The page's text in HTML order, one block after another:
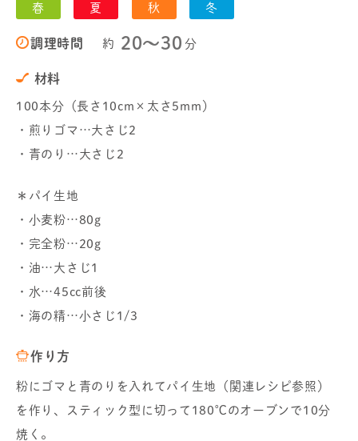
春 夏 秋 冬
調理時間 約 20〜30 分
材料
100本分（長さ10cm×太さ5mm）
・煎りゴマ…大さじ2
・青のり…大さじ2
＊パイ生地
・小麦粉…80g
・完全粉…20g
・油…大さじ1
・水…45cc前後
・海の精…小さじ1/3
作り方
粉にゴマと青のりを入れてパイ生地（関連レシピ参照）
を作り、スティック型に切って180℃のオーブンで10分
焼く。